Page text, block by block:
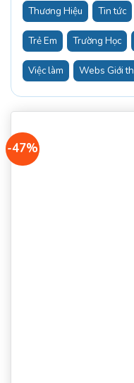
Thương Hiệu Tin tức
Trẻ Em Trường Học
Việc làm Webs Giới
-47%